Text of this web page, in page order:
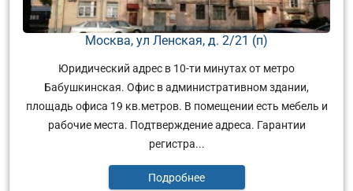
Москва, ул Ленская, д. 2/21 (п)
Юридический адрес в 10-ти минутах от метро
Бабушкинская. Офис в административном здании,
площадь офиса 19 кв.метров. В помещении есть мебель и
рабочие места. Подтверждение адреса. Гарантии
регистра...
Подробнее